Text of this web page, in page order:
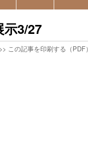
3/27
>> この記事を印刷する（PDF）